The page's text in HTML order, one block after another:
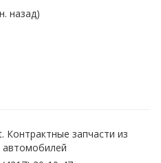
назад)
запчасти из
автомобилей